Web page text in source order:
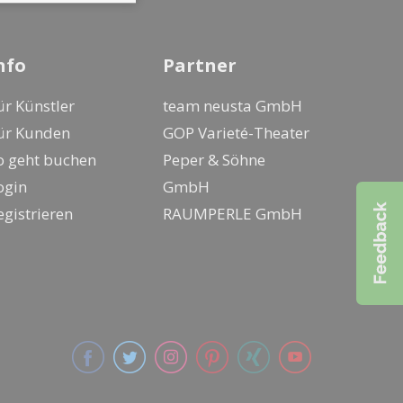
Künstler
Kunden
geht buchen
Partner
team neusta GmbH
GOP Varieté-Theater
Peper & Söhne
GmbH
RAUMPERLE GmbH